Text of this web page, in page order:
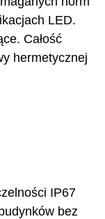
LED.
Całość
hermetycznej
IP67
bez